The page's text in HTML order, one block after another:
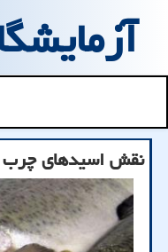
نقش اسیدهای چرب